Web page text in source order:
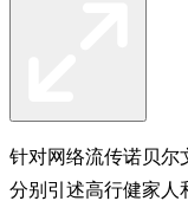
针对网络流传诺贝尔
分别引述高行健家人